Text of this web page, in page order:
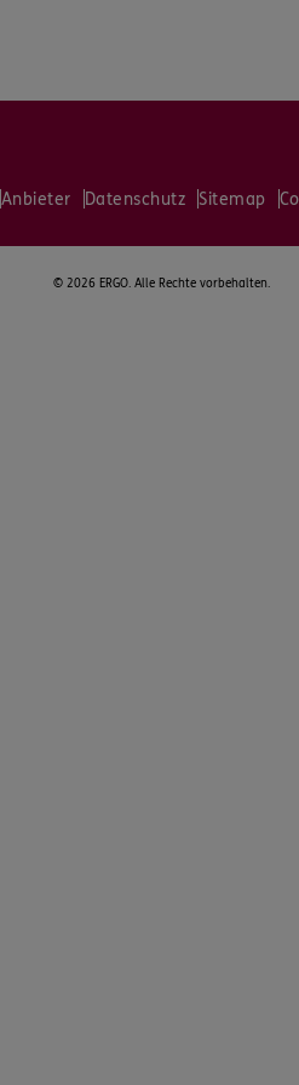
Anbieter Datenschutz Sitemap
© 2026 ERGO. Alle Rechte vorbehalten.